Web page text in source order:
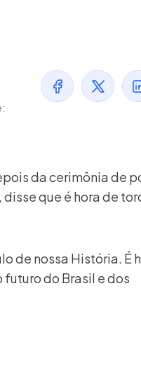
da cerimônia de
que é hora de
de nossa História. É
do Brasil e dos